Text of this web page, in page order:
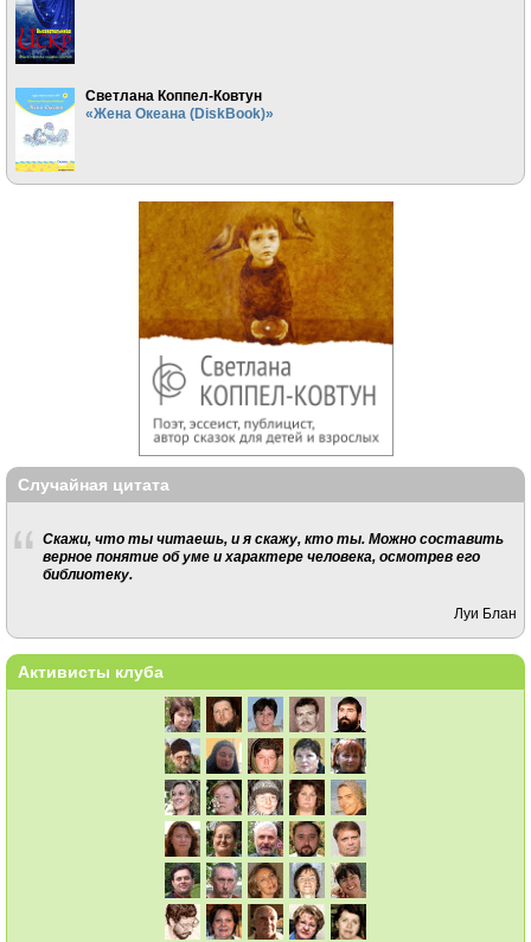
Светлана Коппел-Ковтун
«Жена Океана (DiskBook)»
Случайная цитата
Скажи, что ты читаешь, и я скажу, кто ты. Можно составить
верное понятие об уме и характере человека, осмотрев его
библиотеку.
Луи Блан
Активисты клуба